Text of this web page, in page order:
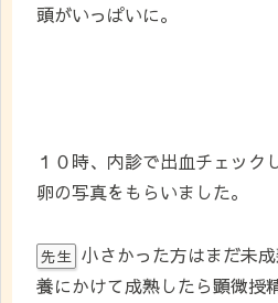
頭がいっぱいに。
１０時、内診で出血チェック
卵の写真をもらいました。
先生 小さかった方はまだ未
養にかけて成熟したら顕微授